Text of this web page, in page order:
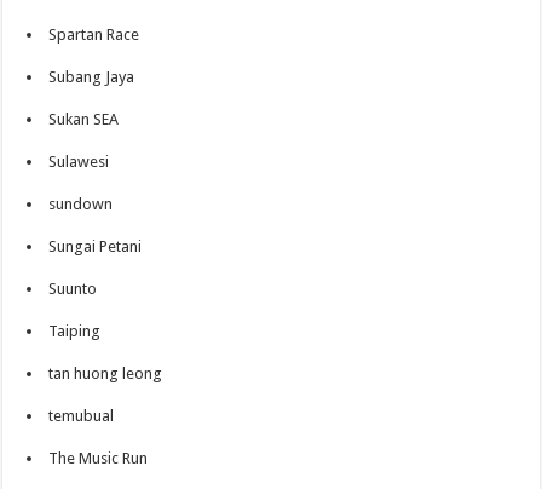
Spartan Race
Subang Jaya
Sukan SEA
Sulawesi
sundown
Sungai Petani
Suunto
Taiping
tan huong leong
temubual
The Music Run